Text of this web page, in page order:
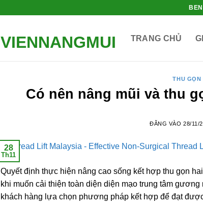
TRANG CHỦ
THU GỌN
Có nên nâng mũi và thu
ĐĂNG VÀO28/11/
28
Th11
Quyết định thực hiện nâng cao sống kết hợp thu gọn
khi muốn cải thiện toàn diện diện mạo trung tâm
khách hàng lựa chọn phương pháp kết hợp để đạt